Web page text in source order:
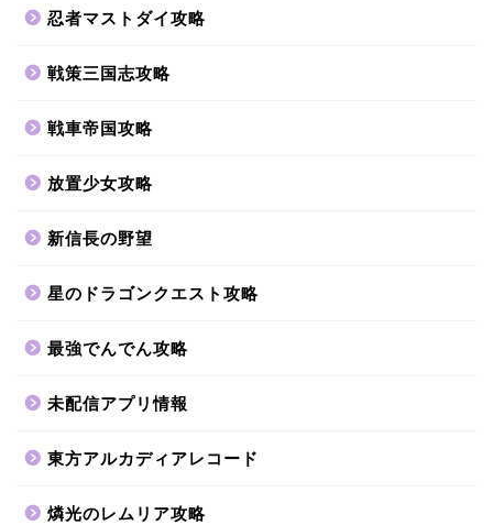
忍者マストダイ攻略
戦策三国志攻略
戦車帝国攻略
放置少女攻略
新信長の野望
星のドラゴンクエスト攻略
最強でんでん攻略
未配信アプリ情報
東方アルカディアレコード
燐光のレムリア攻略